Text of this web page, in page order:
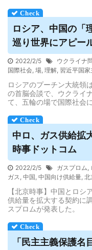
ロシア、中国の「
巡り世界にアピー
2022/2/5 ウクライナ
国際社会, 場, 理解, 習近平国家
ロシアのプーチン大統領
の首脳会談で、ウクライ
て、五輪の場で国際社会に
中ロ、ガス供給拡
時事ドットコム
2022/2/5 ガスプロム,
ガス, 中国, 中国向け供給量, 北
【北京時事】中国とロ
供給量を拡大する契約に
スプロムが発表した。
「民主主義保護名